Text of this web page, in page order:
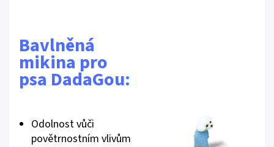
Bavlněná
mikina pro
psa DadaGou:
Odolnost vůči
povětrnostním vlivům